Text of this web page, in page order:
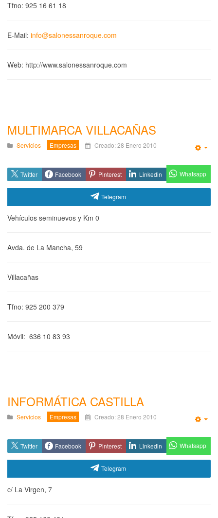
Tfno: 925 16 61 18
E-Mail: info@salonessanroque.com
Web: http://www.salonessanroque.com
MULTIMARCA VILLACAÑAS
Servicios Empresas Creado: 28 Enero 2010
Twitter Facebook Pinterest Linkedin Whatsapp
Telegram
Vehículos seminuevos y Km 0
Avda. de La Mancha, 59
Villacañas
Tfno: 925 200 379
Móvil: 636 10 83 93
INFORMÁTICA CASTILLA
Servicios Empresas Creado: 28 Enero 2010
Twitter Facebook Pinterest Linkedin Whatsapp
Telegram
c/ La Virgen, 7